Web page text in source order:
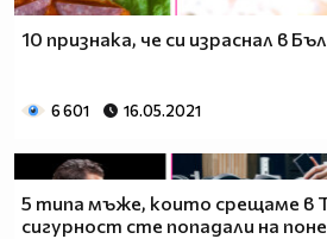
10 признака, че си израснал в
6 601 16.05.2021
5 типа мъже, които срещаме в
сигурност сте попадали на